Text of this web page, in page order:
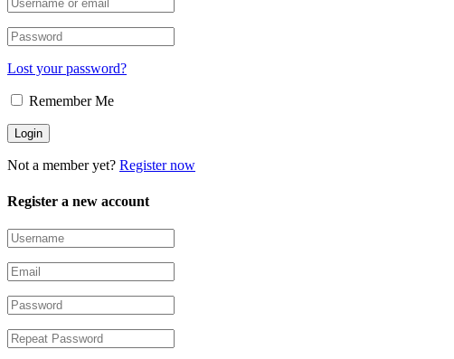
Lost your password?
Remember Me
Not a member yet? Register now
Register a new account